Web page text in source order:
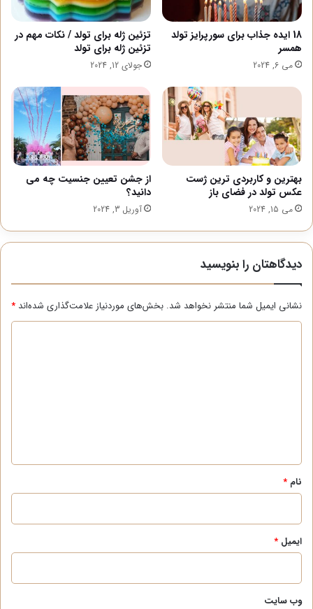
18 ایده جذاب برای سورپرایز تولد
همسر
می 6, 2024
تزئین ژله برای تولد / نکات مهم در
تزئین ژله برای تولد
جولای 12, 2024
بهترین و کاربردی ترین ژست
عکس تولد در فضای باز
می 15, 2024
از جشن تعیین جنسیت چه می
دانید؟
آوریل 3, 2024
دیدگاهتان را بنویسید
نشانی ایمیل شما منتشر نخواهد شد. بخش‌های موردنیاز علامت‌گذاری شده‌اند *
نام *
ایمیل *
وب‌ سایت